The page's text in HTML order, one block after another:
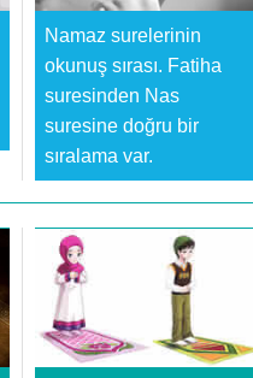
Namaz surelerinin
okunuş sırası. Fatiha
suresinden Nas
suresine doğru bir
sıralama var.